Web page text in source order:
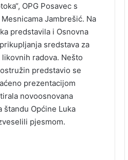
OPG Posavec s
Jambrešić. Na
predstavila i Osnovna
sredstava za
radova. Nešto
predstavio se
prezentacijom
novoosnovana
štandu Općine Luka
pjesmom.